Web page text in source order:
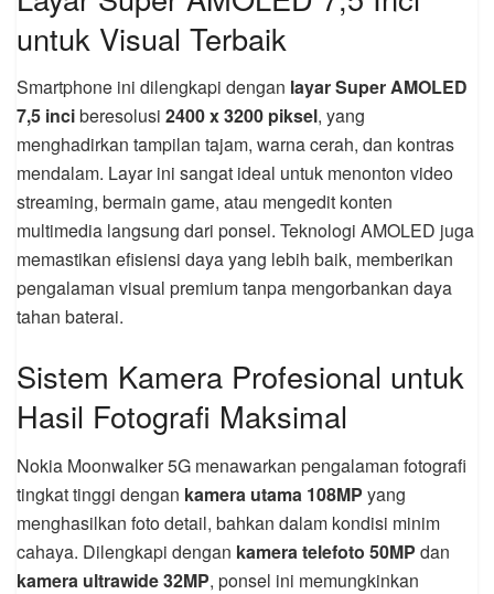
untuk Visual Terbaik
Smartphone ini dilengkapi dengan layar Super AMOLED
7,5 inciberesolusi 2400 x 3200 piksel, yang
menghadirkan tampilan tajam, warna cerah, dan kontras
mendalam. Layar ini sangat ideal untuk menonton video
streaming, bermain game, atau mengedit konten
multimedia langsung dari ponsel. Teknologi AMOLED juga
memastikan efisiensi daya yang lebih baik, memberikan
pengalaman visual premium tanpa mengorbankan daya
tahan baterai.
Sistem Kamera Profesional untuk
Hasil Fotografi Maksimal
Nokia Moonwalker 5G menawarkan pengalaman fotografi
tingkat tinggi dengan kamera utama 108MP yang
menghasilkan foto detail, bahkan dalam kondisi minim
cahaya. Dilengkapi dengan kamera telefoto 50MP dan
kamera ultrawide 32MP, ponsel ini memungkinkan